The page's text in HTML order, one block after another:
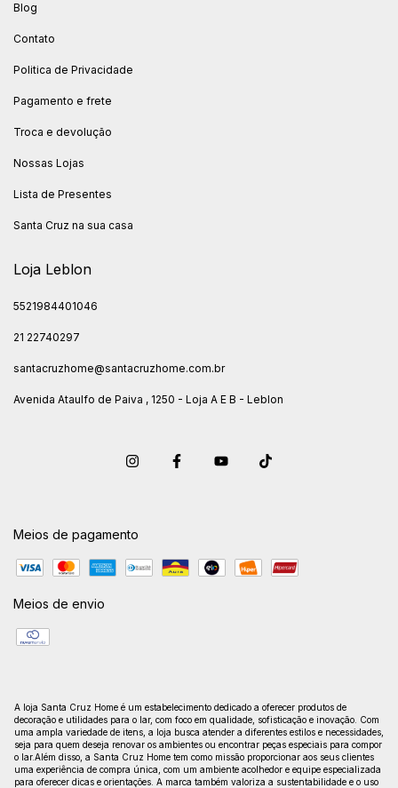
Blog
Contato
Politica de Privacidade
Pagamento e frete
Troca e devolução
Nossas Lojas
Lista de Presentes
Santa Cruz na sua casa
Loja Leblon
5521984401046
21 22740297
santacruzhome@santacruzhome.com.br
Avenida Ataulfo de Paiva , 1250 - Loja A E B - Leblon
Meios de pagamento
Meios de envio
A loja Santa Cruz Home é um estabelecimento dedicado a oferecer produtos de
decoração e utilidades para o lar, com foco em qualidade, sofisticação e inovação. Com
uma ampla variedade de itens, a loja busca atender a diferentes estilos e necessidades,
seja para quem deseja renovar os ambientes ou encontrar peças especiais para compor
o lar.Além disso, a Santa Cruz Home tem como missão proporcionar aos seus clientes
uma experiência de compra única, com um ambiente acolhedor e equipe especializada
para oferecer dicas e orientações. A marca também valoriza a sustentabilidade e o uso